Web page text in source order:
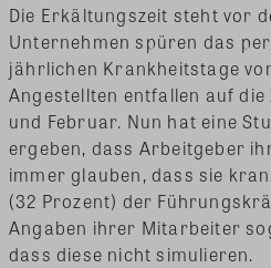
Die Erkältungszeit steht vor
Unternehmen spüren das
jährlichen Krankheitstage
Angestellten entfallen auf
und Februar. Nun hat eine
ergeben, dass Arbeitgeber
immer glauben, dass sie
(32 Prozent) der
Angaben ihrer Mitarbeiter
dass diese nicht simulieren.